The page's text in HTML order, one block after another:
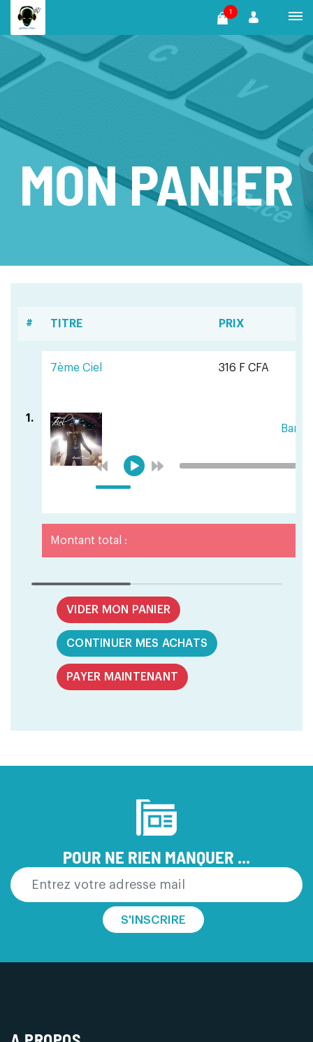
1
MON PANIER
# TITRE PRIX
7ème Ciel 316 F CFA
1.
Bana
Montant total :
VIDER MON PANIER
CONTINUER MES ACHATS
PAYER MAINTENANT
POUR NE RIEN MANQUER ...
S'INSCRIRE